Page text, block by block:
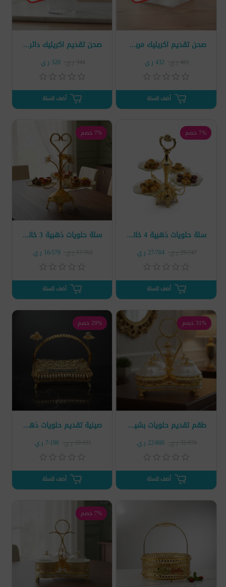
صحن تقديم اكريليك مربع بحواف ذهبية 996-1
461 ر.ي.‏ 432 ر.ي.‏
أضف للسلة
صحن تقديم اكريليك دائري بحواف ذهبية 995-1
344 ر.ي.‏ 320 ر.ي.‏
أضف للسلة
سلة حلويات ذهبية 4 خانات جديد
7% خصم
29٬747 ر.ي.‏ 27٬764 ر.ي.‏
أضف للسلة
سلة حلويات ذهبية 3 خانات جديد
7% خصم
17٬762 ر.ي.‏ 16٬579 ر.ي.‏
أضف للسلة
طقم تقديم حلويات بشيال ذهبي 4 خانات
31% خصم
32٬976 ر.ي.‏ 22٬800 ر.ي.‏
أضف للسلة
صينية تقديم حلويات ذهبية
29% خصم
10٬101 ر.ي.‏ 7٬196 ر.ي.‏
أضف للسلة
7% خصم